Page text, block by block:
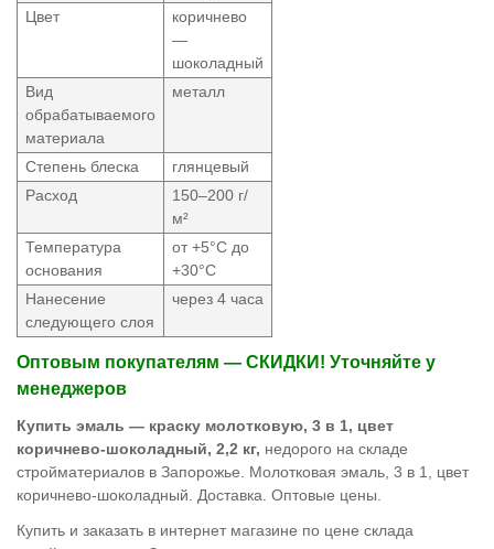
Цвет
коричнево
—
шоколадный
Вид
обрабатываемого
материала
металл
Степень блеска
глянцевый
Расход
150–200 г/
м²
Температура
основания
от +5°С до
+30°С
Нанесение
следующего слоя
через 4 часа
Оптовым покупателям — СКИДКИ! Уточняйте у
менеджеров
Купить эмаль — краску молотковую, 3 в 1, цвет
коричнево-шоколадный, 2,2 кг, недорого на складе
стройматериалов в Запорожье. Молотковая эмаль, 3 в 1, цвет
коричнево-шоколадный.
Доставка. Оптовые цены.
Купить и заказать в интернет магазине по цене склада